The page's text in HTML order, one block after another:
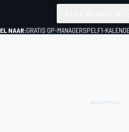
NAAR:GRATIS GP-MANAGERSPEL F1-